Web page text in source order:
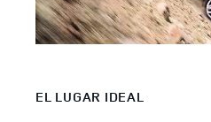
EL LUGAR IDEAL